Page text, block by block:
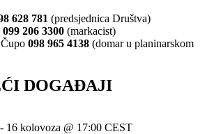
628 781 (predsjednica Društva)
099 206 3300 (markacist)
098 965 4138 (domar u planinarskom
DOGAĐAJI
- 16 kolovoza @ 17:00 CEST